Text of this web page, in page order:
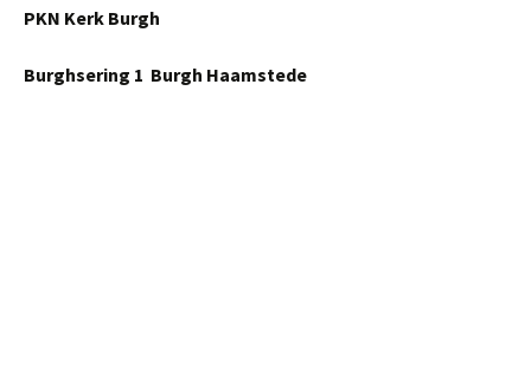
PKN Kerk Burgh
Burghsering 1 Burgh Haamstede